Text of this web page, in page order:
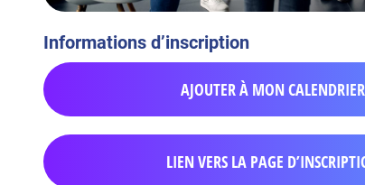
Informations d’inscription
AJOUTER À MON CALENDRIER
LIEN VERS LA PAGE